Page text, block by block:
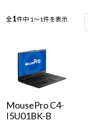
全1 件中 1～1件を表示
MousePro C4-
I5U01BK-B